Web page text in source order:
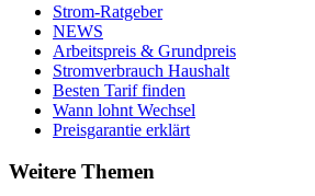
Strom-Ratgeber
NEWS
Arbeitspreis & Grundpreis
Stromverbrauch Haushalt
Besten Tarif finden
Wann lohnt Wechsel
Preisgarantie erklärt
Weitere Themen